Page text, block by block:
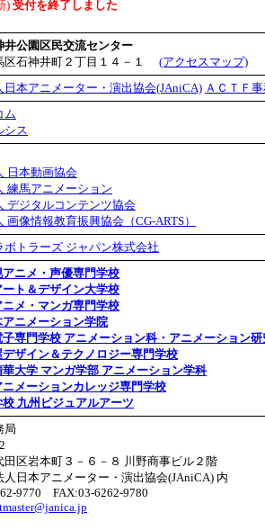
) 受付を終了しました
井公園区民交流センター
石神井町２丁目１４－１ (アクセスマップ)
日本アニメーター・演出協会(JAniCA) ＡＣＴＦ
ム
シス
日本動画協会
練馬アニメーション
デジタルコンテンツ協会
画像情報教育振興協会（CG-ARTS）
ボトラーズ ジャパン株式会社
アニメ・声優専門学校
ート＆デザイン大学校
ニメ・マンガ専門学校
アニメーション学院
子専門学校 アニメーション科・アニメーション研
デザイン＆テクノロジー専門学校
大学 マンガ学部 アニメーション学科
ニメーションカレッジ専門学校
九州ビジュアルアーツ
局
区岩本町３－６－８ 川野商事ビル２階
日本アニメーター・演出協会(JAniCA) 内
9770 FAX:03-6262-9780